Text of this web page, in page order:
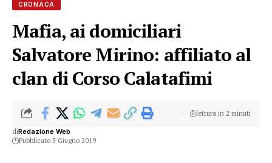
CRONACA
Mafia, ai domiciliari
Salvatore Mirino: affiliato al
clan di Corso Calatafimi
diRedazione Web
Pubblicato 5 Giugno 2019
lettura in 2 minuti